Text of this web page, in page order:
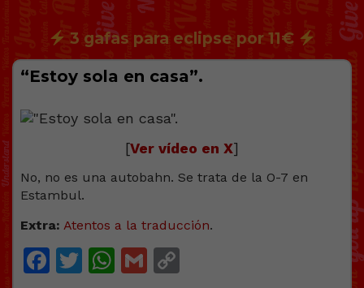
3 gafas para eclipse por 11€
“Estoy sola en casa”.
[Ver vídeo en X]
No, no es una autobahn. Se trata de la O-7 en
Estambul.
Extra: Atentos a la traducción.
Facebook
Twitter
WhatsApp
Gmail